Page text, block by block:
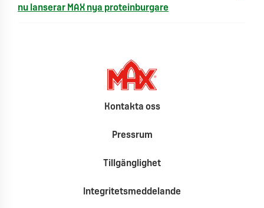
nu lanserar MAX nya proteinburgare
Kontakta oss
Pressrum
Tillgänglighet
Integritetsmeddelande